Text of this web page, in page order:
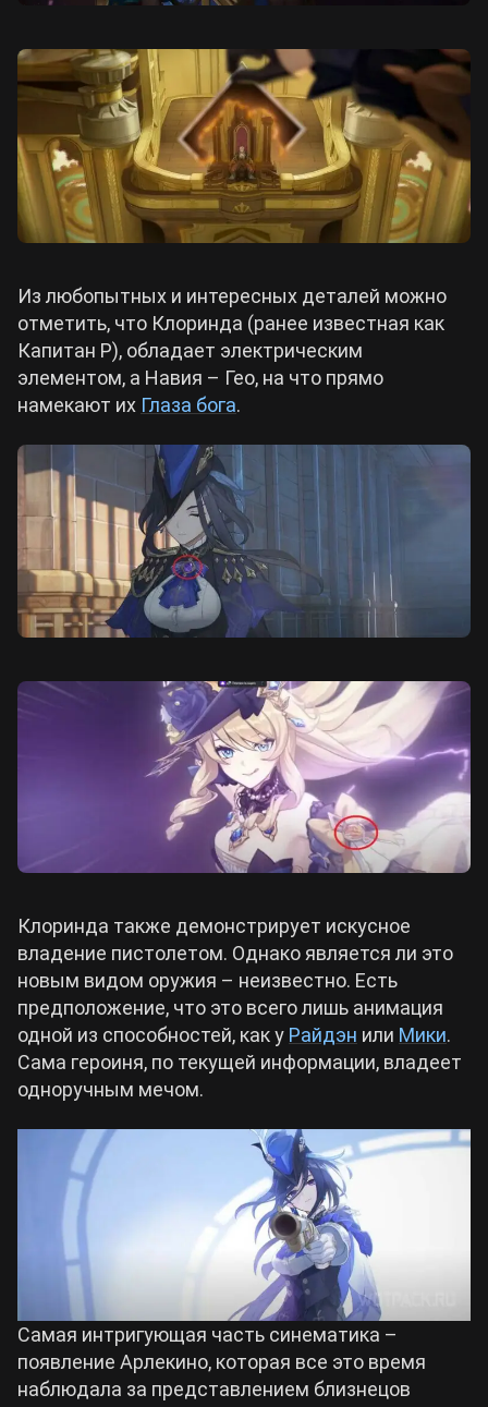
Из любопытных и интересных деталей можно
отметить, что Клоринда (ранее известная как
Капитан Р), обладает электрическим
элементом, а Навия – Гео, на что прямо
намекают их Глаза бога.
Клоринда также демонстрирует искусное
владение пистолетом. Однако является ли это
новым видом оружия – неизвестно. Есть
предположение, что это всего лишь анимация
одной из способностей, как у Райдэн или Мики.
Сама героиня, по текущей информации, владеет
одноручным мечом.
Самая интригующая часть синематика –
появление Арлекино, которая все это время
наблюдала за представлением близнецов